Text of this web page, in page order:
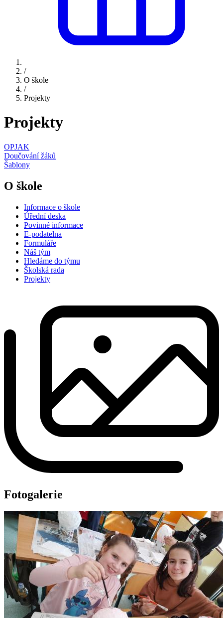
/
O škole
/
Projekty
Projekty
OPJAK
Doučování žáků
Šablony
O škole
Informace o škole
Úřední deska
Povinné informace
E-podatelna
Formuláře
Náš tým
Hledáme do týmu
Školská rada
Projekty
Fotogalerie